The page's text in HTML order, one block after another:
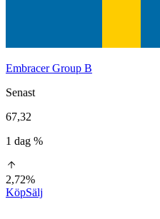
Embracer Group B
Senast
67,32
1 dag %
2,72%
KöpSälj